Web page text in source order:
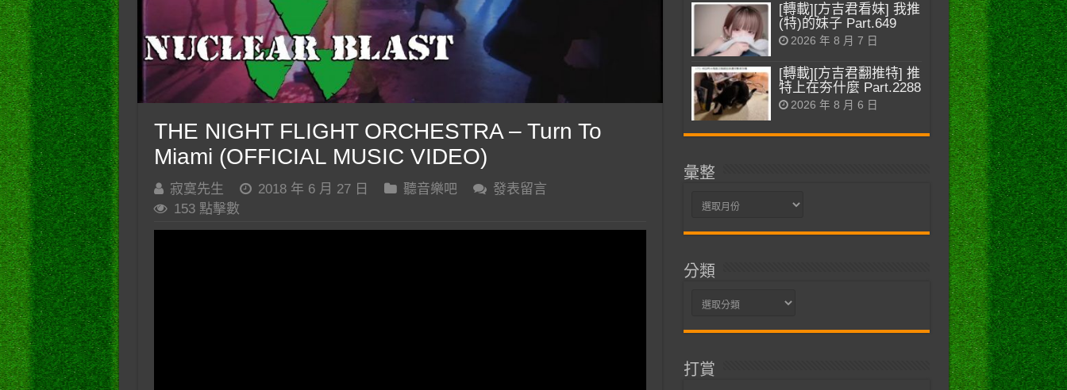
THE NIGHT FLIGHT ORCHESTRA – Turn To
Miami (OFFICIAL MUSIC VIDEO)
寂寞先生 2018 年 6 月 27 日 聽音樂吧
發表留言
153 點擊數
[轉載][方吉君看妹] 我推
(特)的妹子 Part.649
2026 年 8 月 7 日
[轉載][方吉君翻推特] 推
特上在夯什麼 Part.2288
2026 年 8 月 6 日
彙整
彙
分類
分
打賞